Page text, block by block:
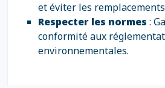
et éviter les
Respecter les normes :
conformité aux
environnementales.